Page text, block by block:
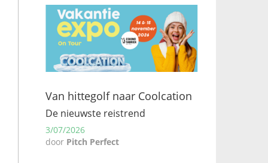
Van hittegolf naar Coolcation
De nieuwste reistrend
3/07/2026
door Pitch Perfect